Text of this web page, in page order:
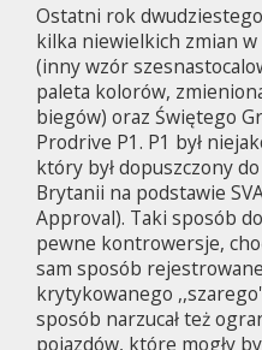
Ostatni rok
kilka niewielkich zmian w
(inny wzór
paleta kolorów,
biegów) oraz Świętego
Prodrive P1. P1 był
który był dopuszczony
Brytanii na podstawie
Approval). Taki sposób
pewne kontrowersje,
sam sposób
krytykowanego
sposób narzucał też
pojazdów, które mogły